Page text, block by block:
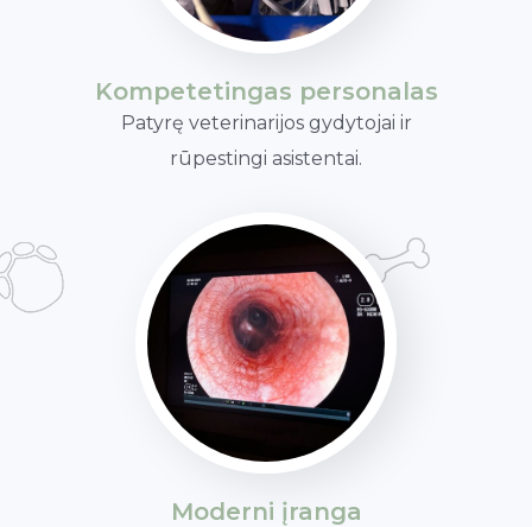
Kompetetingas personalas
Patyrę veterinarijos gydytojai ir
rūpestingi asistentai.
Moderni įranga